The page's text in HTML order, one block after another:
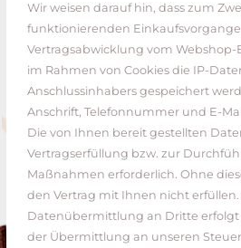
Wir weisen darauf hin, dass zum
funktionierenden
Vertragsabwicklung vom Webshop-
im Rahmen von Cookies die IP-
Anschlussinhabers gespeichert
Anschrift, Telefonnummer und E-
Die von Ihnen bereit gestellten
Vertragserfüllung bzw. zur
Maßnahmen erforderlich. Ohne
den Vertrag mit Ihnen nicht erfüllen.
Datenübermittlung an Dritte
der Übermittlung an unseren